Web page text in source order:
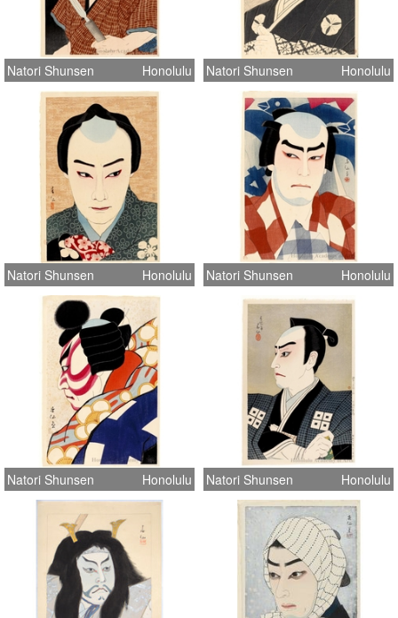
Natori Shunsen Honolulu Natori Shunsen Honolulu
Natori Shunsen Honolulu Natori Shunsen Honolulu
Natori Shunsen Honolulu Natori Shunsen Honolulu